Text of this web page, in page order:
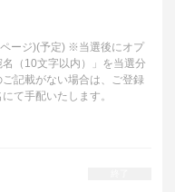
ージ)(予定) ※当選後にオプ
（10文字以内）」を当選分
記載がない場合は、ご登録
て手配いたします。